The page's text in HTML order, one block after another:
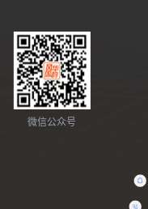
微信公众号